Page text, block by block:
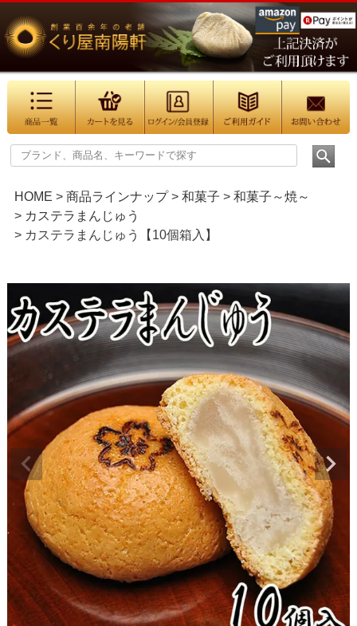
HOME 商品ラインナップ 和菓子
和菓子～焼～
カステラまんじゅう
カステラまんじゅう【10個箱入】